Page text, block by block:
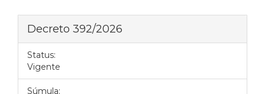
Decreto 392/2026
Status:
Vigente
Súmula: